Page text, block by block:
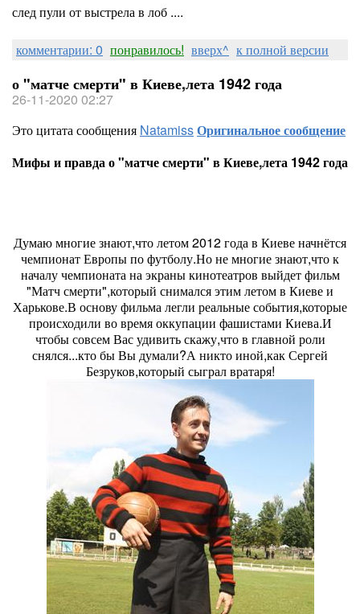
след пули от выстрела в лоб ....
комментарии: 0 понравилось! вверх^ к полной версии
о "матче смерти" в Киеве,лета 1942 года
26-11-2020 02:27
Это цитата сообщения NatamissОригинальное сообщение
Мифы и правда о "матче смерти" в Киеве,лета 1942 года
Думаю многие знают,что летом 2012 года в Киеве начнётся
чемпионат Европы по футболу.Но не многие знают,что к
началу чемпионата на экраны кинотеатров выйдет фильм
"Матч смерти",который снимался этим летом в Киеве и
Харькове.В основу фильма легли реальные события,которые
происходили во время оккупации фашистами Киева.И
чтобы совсем Вас удивить скажу,что в главной роли
снялся...кто бы Вы думали?А никто иной,как Сергей
Безруков,который сыграл вратаря!